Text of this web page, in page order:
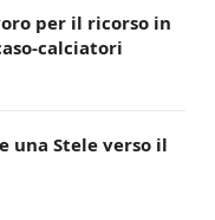
per il ricorso in
calciatori
una Stele verso il